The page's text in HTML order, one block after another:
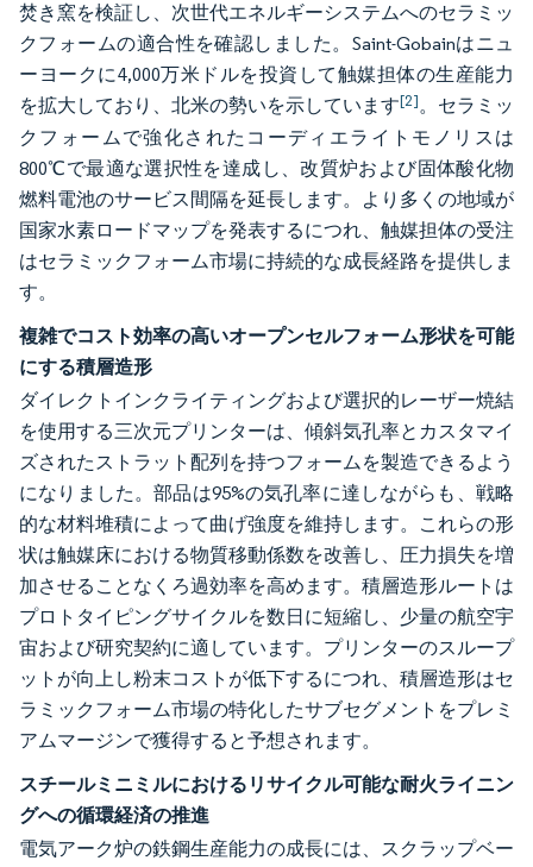
焚き窯を検証し、次世代エネルギーシステムへのセラミッ
クフォームの適合性を確認しました。Saint-Gobainはニュ
ーヨークに4,000万米ドルを投資して触媒担体の生産能力
を拡大しており、北米の勢いを示しています[2]。セラミッ
クフォームで強化されたコーディエライトモノリスは
800℃で最適な選択性を達成し、改質炉および固体酸化物
燃料電池のサービス間隔を延長します。より多くの地域が
国家水素ロードマップを発表するにつれ、触媒担体の受注
はセラミックフォーム市場に持続的な成長経路を提供しま
す。
複雑でコスト効率の高いオープンセルフォーム形状を可能
にする積層造形
ダイレクトインクライティングおよび選択的レーザー焼結
を使用する三次元プリンターは、傾斜気孔率とカスタマイ
ズされたストラット配列を持つフォームを製造できるよう
になりました。部品は95%の気孔率に達しながらも、戦略
的な材料堆積によって曲げ強度を維持します。これらの形
状は触媒床における物質移動係数を改善し、圧力損失を増
加させることなくろ過効率を高めます。積層造形ルートは
プロトタイピングサイクルを数日に短縮し、少量の航空宇
宙および研究契約に適しています。プリンターのスループ
ットが向上し粉末コストが低下するにつれ、積層造形はセ
ラミックフォーム市場の特化したサブセグメントをプレミ
アムマージンで獲得すると予想されます。
スチールミニミルにおけるリサイクル可能な耐火ライニン
グへの循環経済の推進
電気アーク炉の鉄鋼生産能力の成長には、スクラップベー